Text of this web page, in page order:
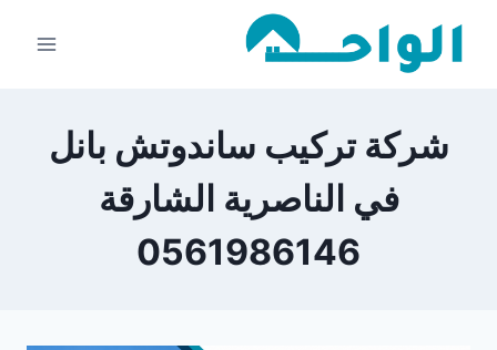
شركة تركيب ساندوتش بانل
في الناصرية الشارقة
0561986146